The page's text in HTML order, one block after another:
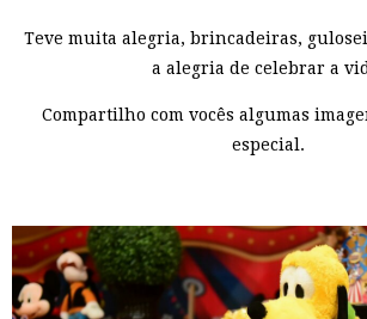
Teve muita alegria, brincadeiras,
a alegria de celebrar a
Compartilho com vocês algumas
especial.